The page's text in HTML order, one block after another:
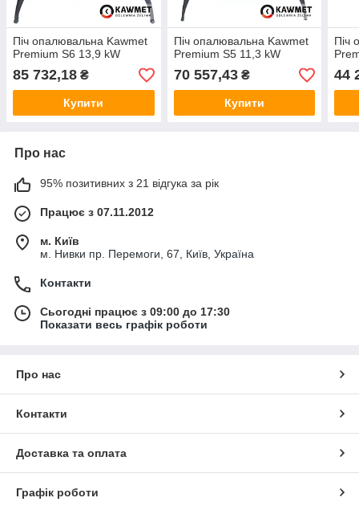
Піч опалювальна Kawmet
Premium S6 13,9 kW
85 732,18 ₴
Купити
Піч опалювальна Kawmet
Premium S5 11,3 kW
70 557,43₴
Купити
Піч
44
Про нас
95% позитивних з 21 відгука за рік
Працює з 07.11.2012
м. Київ
м. Нивки пр. Перемоги, 67, Київ, Україна
Контакти
Сьогодні працює з 09:00 до 17:30
Показати весь графік роботи
Про нас
Контакти
Доставка та оплата
Графік роботи